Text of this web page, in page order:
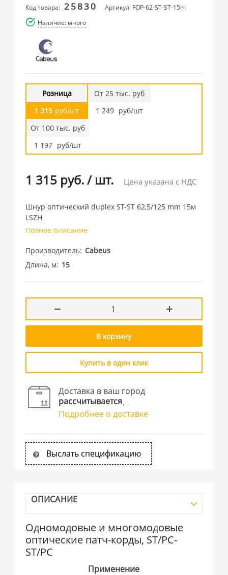
Код товара: 25830
Артикул: FOP-62-ST-ST-15m
Наличие: много
Розница
1 315 руб/шт
От 25 тыс. руб
1 249 руб/шт
От 100 тыс. руб
1 197 руб/шт
1 315 руб./ шт. Цена указана с НДС
Шнур оптический duplex ST-ST 62,5/125 mm 15м
LSZH
Полное описание
Производитель Cabeus
Длина, м
15
В корзину
Купить в один клик
Доставка в ваш город
рассчитывается
Подробнее о доставке
Выслать спецификацию
ОПИСАНИЕ
Одномодовые и многомодовые
оптические патч-корды, ST/PC-
ST/PC
Применение